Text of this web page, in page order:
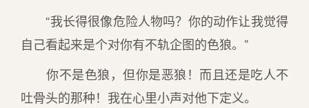
“我长得很像危险人物吗？你的动作让我觉得
自己看起来是个对你有不轨企图的色狼。”
你不是色狼，但你是恶狼！而且还是吃人不
吐骨头的那种！我在心里小声对他下定义。